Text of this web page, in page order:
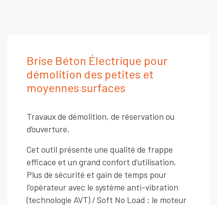
Brise Béton Électrique pour
démolition des petites et
moyennes surfaces
Travaux de démolition, de réservation ou
d’ouverture.
Cet outil présente une qualité de frappe
efficace et un grand confort d'utilisation.
Plus de sécurité et gain de temps pour
l'opérateur avec le système anti-vibration
(technologie AVT) / Soft No Load : le moteur